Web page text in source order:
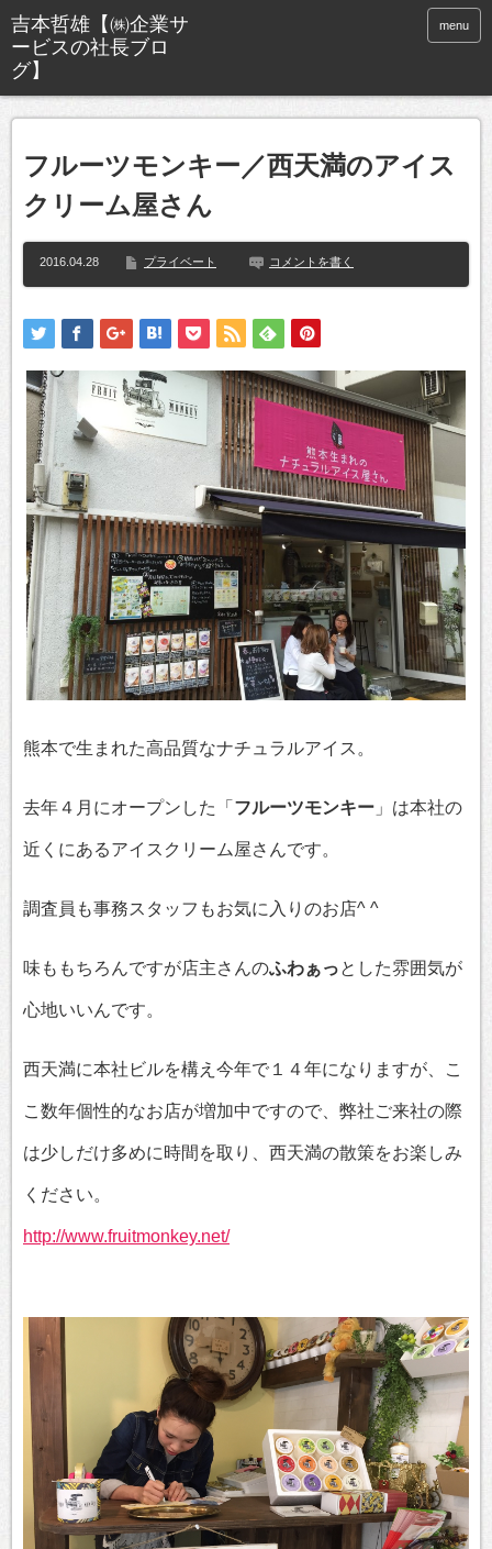
menu
フルーツモンキー／西天満のアイス
クリーム屋さん
2016.04.28 プライベート コメントを書く
熊本で生まれた高品質なナチュラルアイス。
去年４月にオープンした「 フルーツモンキー 」は本社の
近くにあるアイスクリーム屋さんです。
調査員も事務スタッフもお気に入りのお店^ ^
味ももちろんですが店主さんのふわぁっとした雰囲気が
心地いいんです。
西天満に本社ビルを構え今年で１４年になりますが、こ
こ数年個性的なお店が増加中ですので、弊社ご来社の際
は少しだけ多めに時間を取り、西天満の散策をお楽しみ
ください。
http://www.fruitmonkey.net/